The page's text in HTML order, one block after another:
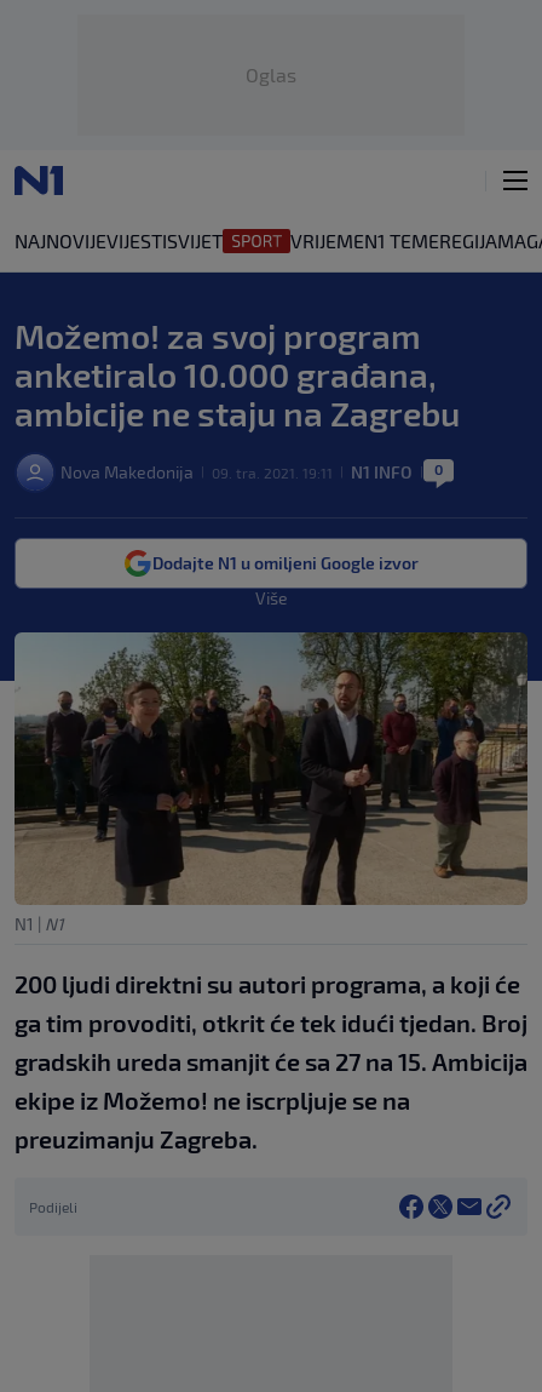
Oglas
NAJNOVIJEVIJESTISVIJET VRIJEMEN1 TEMEREGIJA
Možemo! za svoj program
anketiralo 10.000 građana,
ambicije ne staju na Zagrebu
Nova Makedonija 09. tra. 2021. 19:11 N1 INFO 0
Dodajte N1 u omiljeni Google izvor
Više
N1 | N1
200 ljudi direktni su autori programa, a koji će
ga tim provoditi, otkrit će tek idući tjedan. Broj
gradskih ureda smanjit će sa 27 na 15. Ambicija
ekipe iz Možemo! ne iscrpljuje se na
preuzimanju Zagreba.
Podijeli